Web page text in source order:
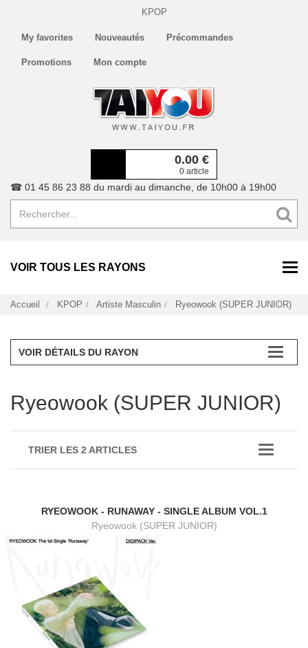
KPOP
My favorites Nouveautés Précommandes
Promotions Mon compte
0.00 €
0 article
☎ 01 45 86 23 88 du mardi au dimanche, de 10h00 à 19h00
VOIR TOUS LES RAYONS
Accueil KPOP Artiste Masculin Ryeowook (SUPER JUNIOR)
VOIR DÉTAILS DU RAYON
Ryeowook (SUPER JUNIOR)
TRIER LES 2 ARTICLES
RYEOWOOK - RUNAWAY - SINGLE ALBUM VOL.1
Ryeowook (SUPER JUNIOR)